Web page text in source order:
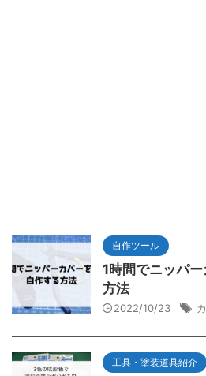
自作ツール
1時間でニッパ
方法
2022/10/23
工具・塗装道具紹介